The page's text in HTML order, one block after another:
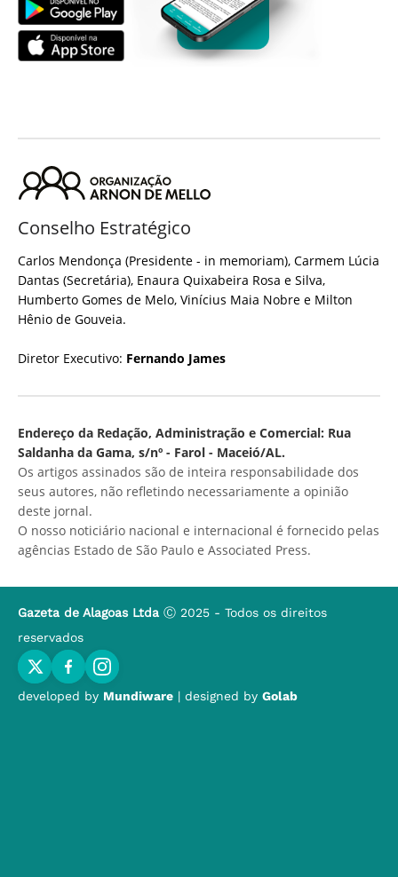
Conselho Estratégico
Carlos Mendonça (Presidente - in memoriam), Carmem Lúcia
Dantas (Secretária), Enaura Quixabeira Rosa e Silva,
Humberto Gomes de Melo, Vinícius Maia Nobre e Milton
Hênio de Gouveia.
Diretor Executivo: Fernando James
Endereço da Redação, Administração e Comercial: Rua
Saldanha da Gama, s/nº - Farol - Maceió/AL.
Os artigos assinados são de inteira responsabilidade dos
seus autores, não refletindo necessariamente a opinião
deste jornal.
O nosso noticiário nacional e internacional é fornecido pelas
agências Estado de São Paulo e Associated Press.
Gazeta de Alagoas Ltda Ⓒ 2025 - Todos os direitos
reservados
developed by Mundiware | designed by Golab